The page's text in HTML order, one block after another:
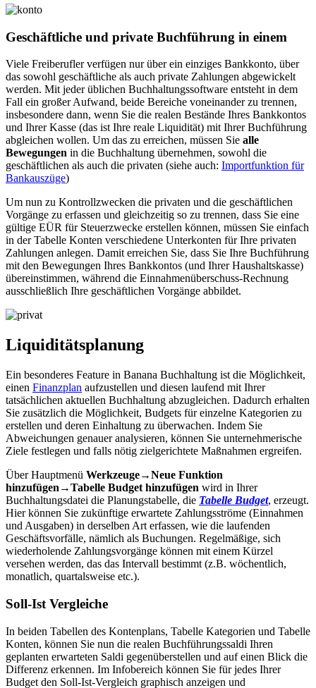
Geschäftliche und private Buchführung in einem
Viele Freiberufler verfügen nur über ein einziges Bankkonto, über
das sowohl geschäftliche als auch private Zahlungen abgewickelt
werden. Mit jeder üblichen Buchhaltungssoftware entsteht in dem
Fall ein großer Aufwand, beide Bereiche voneinander zu trennen,
insbesondere dann, wenn Sie die realen Bestände Ihres Bankkontos
und Ihrer Kasse (das ist Ihre reale Liquidität) mit Ihrer Buchführung
abgleichen wollen. Um das zu erreichen, müssen Sie alle
Bewegungen in die Buchhaltung übernehmen, sowohl die
geschäftlichen als auch die privaten (siehe auch: Importfunktion für
Bankauszüge)
Um nun zu Kontrollzwecken die privaten und die geschäftlichen
Vorgänge zu erfassen und gleichzeitig so zu trennen, dass Sie eine
gültige EÜR für Steuerzwecke erstellen können, müssen Sie einfach
in der Tabelle Konten verschiedene Unterkonten für Ihre privaten
Zahlungen anlegen. Damit erreichen Sie, dass Sie Ihre Buchführung
mit den Bewegungen Ihres Bankkontos (und Ihrer Haushaltskasse)
übereinstimmen, während die Einnahmenüberschuss-Rechnung
ausschließlich Ihre geschäftlichen Vorgänge abbildet.
Liquiditätsplanung
Ein besonderes Feature in Banana Buchhaltung ist die Möglichkeit,
einen Finanzplan aufzustellen und diesen laufend mit Ihrer
tatsächlichen aktuellen Buchhaltung abzugleichen. Dadurch erhalten
Sie zusätzlich die Möglichkeit, Budgets für einzelne Kategorien zu
erstellen und deren Einhaltung zu überwachen. Indem Sie
Abweichungen genauer analysieren, können Sie unternehmerische
Ziele festlegen und falls nötig zielgerichtete Maßnahmen ergreifen.
Über Hauptmenü Werkzeuge→Neue Funktion
hinzufügen→Tabelle Budget hinzufügen wird in Ihrer
Buchhaltungsdatei die Planungstabelle, die Tabelle Budget, erzeugt.
Hier können Sie zukünftige erwartete Zahlungsströme (Einnahmen
und Ausgaben) in derselben Art erfassen, wie die laufenden
Geschäftsvorfälle, nämlich als Buchungen. Regelmäßige, sich
wiederholende Zahlungsvorgänge können mit einem Kürzel
versehen werden, das das Intervall bestimmt (z.B. wöchentlich,
monatlich, quartalsweise etc.).
Soll-Ist Vergleiche
In beiden Tabellen des Kontenplans, Tabelle Kategorien und Tabelle
Konten, können Sie nun die realen Buchführungssaldi Ihren
geplanten erwarteten Saldi gegenüberstellen und auf einen Blick die
Differenz erkennen. Im Infobereich können Sie für jedes Ihrer
Budget den Soll-Ist-Vergleich graphisch anzeigen und